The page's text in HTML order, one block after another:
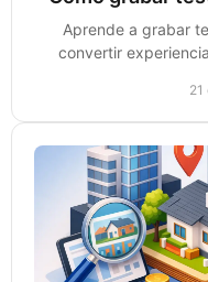
Aprende a grabar
convertir
21